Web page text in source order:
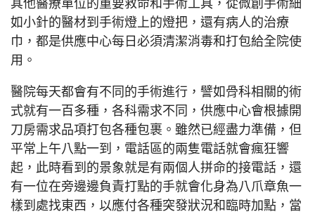
如小針的醫材到手術燈上的燈把，還有病人的治療
巾，都是供應中心每日必須清潔消毒和打包給全院使
用。
醫院每天都會有不同的手術進行，譬如骨科相關的術
式就有一百多種，各科需求不同，供應中心會根據開
刀房需求品項打包各種包裹。雖然已經盡力準備，但
平常上午八點一到，電話區的兩隻電話就會瘋狂響
起，此時看到的景象就是有兩個人拼命的接電話，還
有一位在旁邊邊負責打點的手就會化身為八爪章魚一
樣到處找東西，以應付各種突發狀況和臨時加點，當